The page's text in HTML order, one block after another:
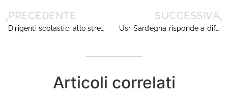
PRECEDENTE
Dirigenti scolastici allo stremo: la risposta di Dirigentiscuola alle doglianze dei colleghi
SUCCESSIVA
Usr Sardegna risponde a diffida Dirigentiscuola
Articoli correlati